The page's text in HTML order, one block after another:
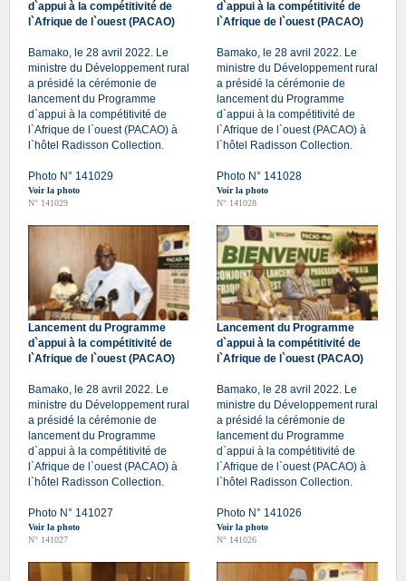
d`appui à la compétitivité de
l`Afrique de l`ouest (PACAO)
Bamako, le 28 avril 2022. Le
ministre du Développement rural
a présidé la cérémonie de
lancement du Programme
d`appui à la compétitivité de
l`Afrique de l`ouest (PACAO) à
l`hôtel Radisson Collection.
Photo N° 141029
Voir la photo
N° 141029
d`appui à la compétitivité de
l`Afrique de l`ouest (PACAO)
Bamako, le 28 avril 2022. Le
ministre du Développement rural
a présidé la cérémonie de
lancement du Programme
d`appui à la compétitivité de
l`Afrique de l`ouest (PACAO) à
l`hôtel Radisson Collection.
Photo N° 141028
Voir la photo
N° 141028
Lancement du Programme
d`appui à la compétitivité de
l`Afrique de l`ouest (PACAO)
Bamako, le 28 avril 2022. Le
ministre du Développement rural
a présidé la cérémonie de
lancement du Programme
d`appui à la compétitivité de
l`Afrique de l`ouest (PACAO) à
l`hôtel Radisson Collection.
Photo N° 141027
Voir la photo
N° 141027
Lancement du Programme
d`appui à la compétitivité de
l`Afrique de l`ouest (PACAO)
Bamako, le 28 avril 2022. Le
ministre du Développement rural
a présidé la cérémonie de
lancement du Programme
d`appui à la compétitivité de
l`Afrique de l`ouest (PACAO) à
l`hôtel Radisson Collection.
Photo N° 141026
Voir la photo
N° 141026